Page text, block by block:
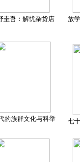
圭吾：解忧杂货店 放
的族群文化与科举 七